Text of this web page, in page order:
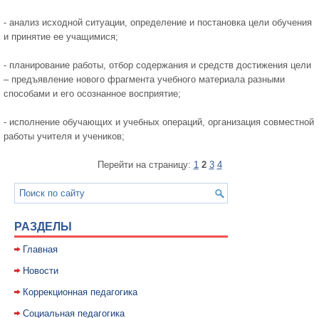
- анализ исходной ситуации, определение и постановка цели обучения
и принятие ее учащимися;
- планирование работы, отбор содержания и средств достижения цели
– предъявление нового фрагмента учебного материала разными
способами и его осознанное восприятие;
- исполнение обучающих и учебных операций, организация совместной
работы учителя и учеников;
Перейти на страницу: 1 2 3 4
РАЗДЕЛЫ
Главная
Новости
Коррекционная педагогика
Социальная педагогика